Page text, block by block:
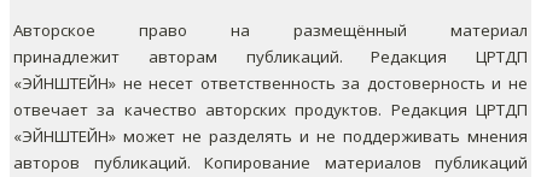
Авторское право на размещённый материал
принадлежит авторам публикаций. Редакция ЦРТДП
«ЭЙНШТЕЙН» не несет ответственность за достоверность и не
отвечает за качество авторских продуктов. Редакция ЦРТДП
«ЭЙНШТЕЙН» может не разделять и не поддерживать мнения
авторов публикаций. Копирование материалов публикаций